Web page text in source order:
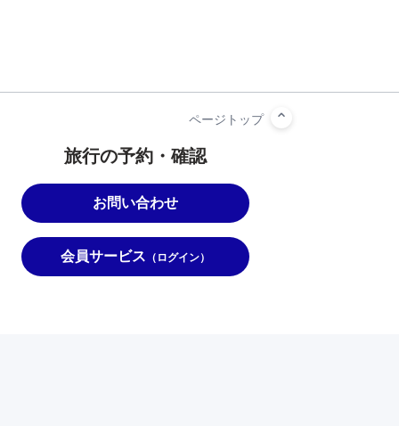
旅行の予約・確認
お問い合わせ
会員サービス （ログイン）